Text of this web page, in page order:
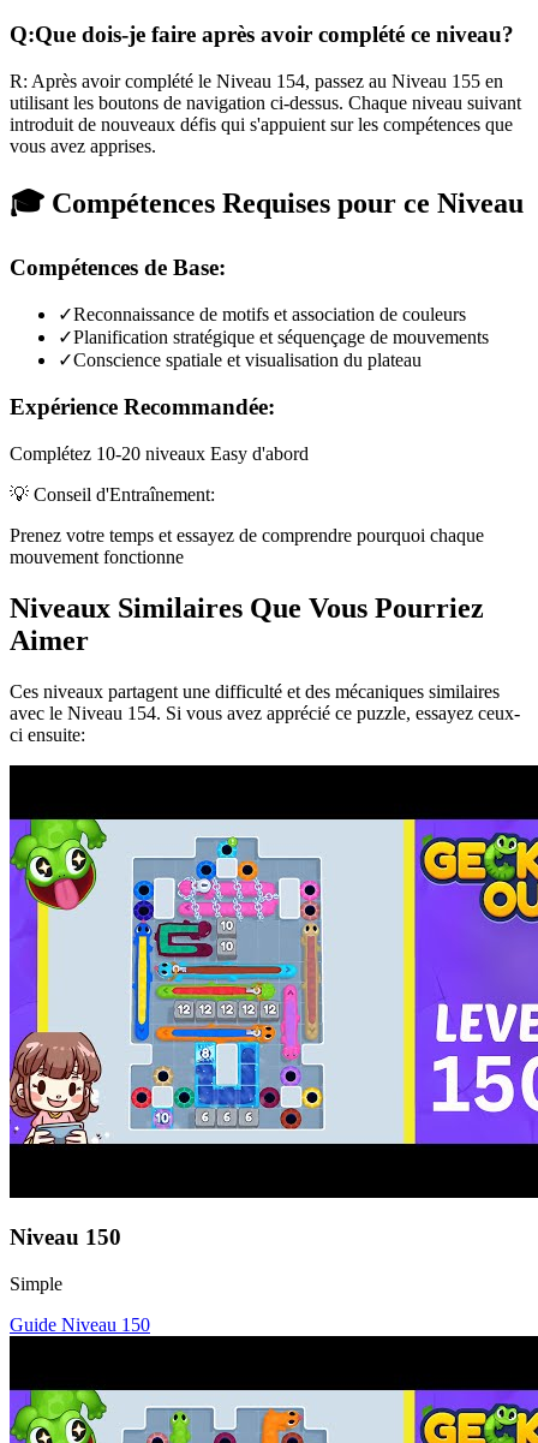
Q:Que dois-je faire après avoir complété ce niveau?
R: Après avoir complété le Niveau 154, passez au Niveau 155 en
utilisant les boutons de navigation ci-dessus. Chaque niveau suivant
introduit de nouveaux défis qui s'appuient sur les compétences que
vous avez apprises.
🎓 Compétences Requises pour ce Niveau
Compétences de Base:
✓Reconnaissance de motifs et association de couleurs
✓Planification stratégique et séquençage de mouvements
✓Conscience spatiale et visualisation du plateau
Expérience Recommandée:
Complétez 10-20 niveaux Easy d'abord
💡 Conseil d'Entraînement:
Prenez votre temps et essayez de comprendre pourquoi chaque
mouvement fonctionne
Niveaux Similaires Que Vous Pourriez
Aimer
Ces niveaux partagent une difficulté et des mécaniques similaires
avec le Niveau 154. Si vous avez apprécié ce puzzle, essayez ceux-
ci ensuite:
Niveau 150
Simple
Guide Niveau 150